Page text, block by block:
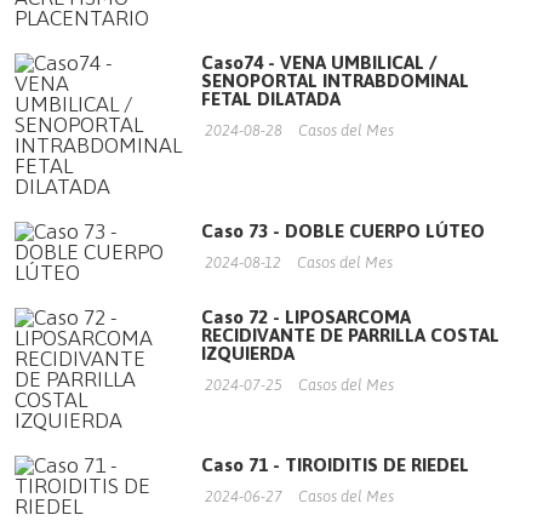
Caso74 - VENA UMBILICAL /
SENOPORTAL INTRABDOMINAL
FETAL DILATADA
2024-08-28 Casos del Mes
Caso 73 - DOBLE CUERPO LÚTEO
2024-08-12 Casos del Mes
Caso 72 - LIPOSARCOMA
RECIDIVANTE DE PARRILLA COSTAL
IZQUIERDA
2024-07-25 Casos del Mes
Caso 71 - TIROIDITIS DE RIEDEL
2024-06-27 Casos del Mes